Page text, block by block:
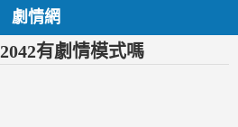
劇情網
有劇情模式嗎